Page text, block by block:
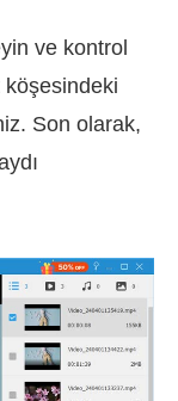
ve kontrol
Son olarak,